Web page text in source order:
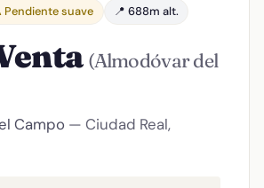
suave 📍 688m alt.
(Almodóvar del
Campo — Ciudad Real,